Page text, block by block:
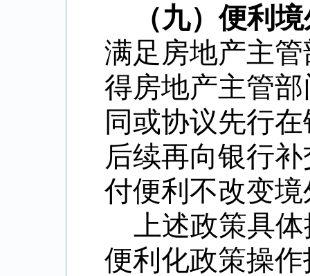
（九）便利
满足房地产主
得房地产主管
同或协议先行
后续再向银行
付便利不改变
上述政策具
便利化政策操